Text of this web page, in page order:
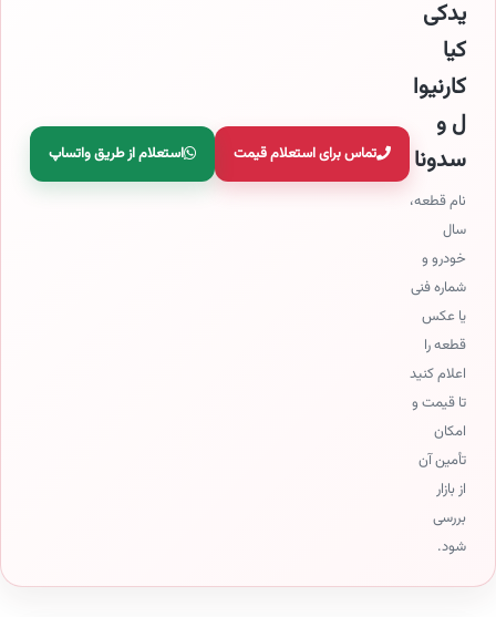
یدکی
کیا
کارنیوا
ل و
سدونا
نام قطعه،
خودرو و
شماره فنی
یا عکس
قطعه را
اعلام کنید
تا قیمت و
امکان
تأمین آن
از بازار
بررسی
شود.
تماس برای استعلام قیمت استعلام از طریق واتساپ